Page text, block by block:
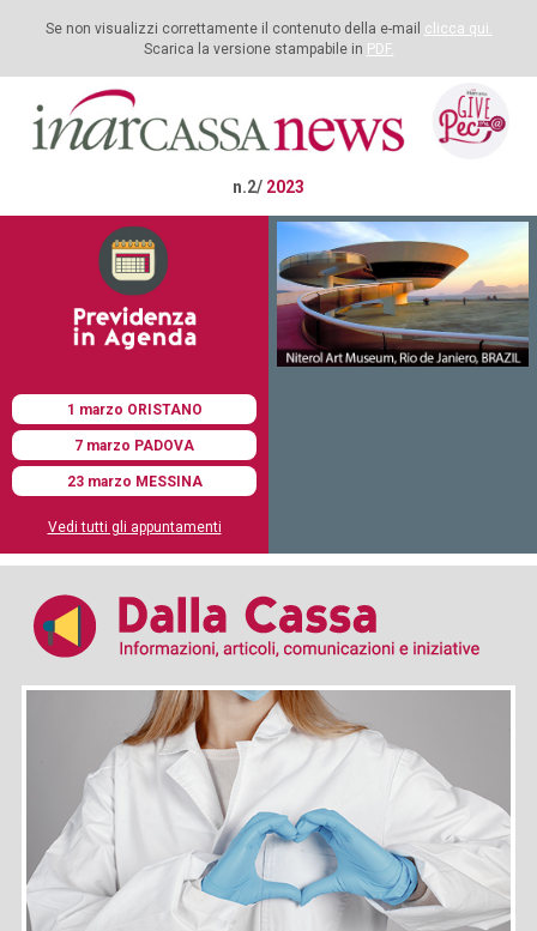
Se non visualizzi correttamente il contenuto della e-mail clicca qui.
Scarica la versione stampabile in PDF.
n.2/ 2023
1 marzo ORISTANO
7 marzo PADOVA
23 marzo MESSINA
Vedi tutti gli appuntamenti